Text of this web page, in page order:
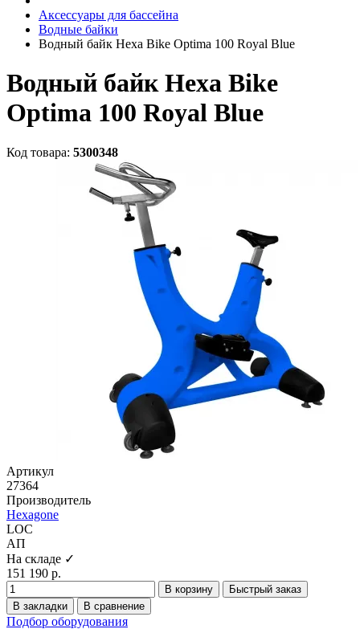
Аксессуары для бассейна
Водные байки
Водный байк Hexa Bike Optima 100 Royal Blue
Водный байк Hexa Bike
Optima 100 Royal Blue
Код товара: 5300348
Артикул
27364
Производитель
Hexagone
LOC
АП
На складе ✓
151 190 р.
В корзину
Быстрый заказ
В закладки
В сравнение
Подбор оборудования